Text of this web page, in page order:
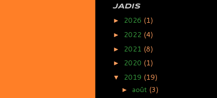
JADIS
► 2026 (1)
► 2022 (4)
► 2021 (8)
► 2020 (1)
▼ 2019 (19)
► août (3)